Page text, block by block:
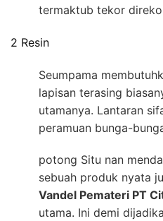
termaktub tekor
2 Resin
Seumpama
lapisan terasing
utamanya. Lantaran
peramuan bunga-
potong Situ nan
sebuah produk nyata
Vandel Pemateri PT
utama. Ini demi